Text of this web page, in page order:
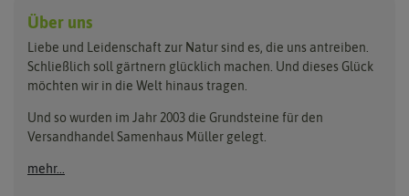
Anzuchtschalen
Erdbeertürme
Folien, Vliese und Netze
Gartengeräte
Nützlinge & Nisthilfen
Keimsprossen
Saatgut für Werbezwecke
Samen-Sets
Gemüsesamen
Benary
Buzzy Seeds
Clever Pots
Dürr-Samen
FLORTUS
Greenline
Grüne Oase
Über uns
Liebe und Leidenschaft zur Natur sind es, die uns antreiben.
Schließlich soll gärtnern glücklich machen. Und dieses Glück
möchten wir in die Welt hinaus tragen.
Und so wurden im Jahr 2003 die Grundsteine für den
Versandhandel Samenhaus Müller gelegt.
mehr...